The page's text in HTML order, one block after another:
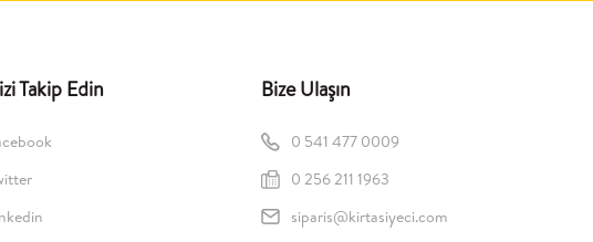
Takip Edin Bize Ulaşın
0 541 477 0009
0 256 211 1963
siparis@kirtasiyeci.com